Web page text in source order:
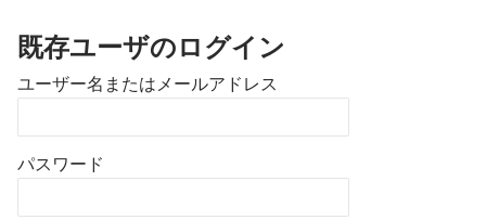
既存ユーザのログイン
ユーザー名またはメールアドレス
パスワード